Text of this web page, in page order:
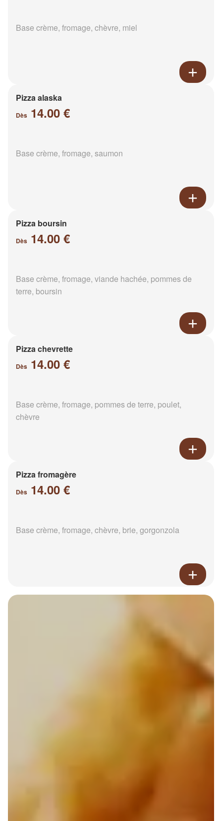
Base crème, fromage, chèvre, miel
Pizza alaska
Dès 14.00 €
Base crème, fromage, saumon
Pizza boursin
Dès 14.00 €
Base crème, fromage, viande hachée, pommes de
terre, boursin
Pizza chevrette
Dès 14.00 €
Base crème, fromage, pommes de terre, poulet,
chèvre
Pizza fromagère
Dès 14.00 €
Base crème, fromage, chèvre, brie, gorgonzola